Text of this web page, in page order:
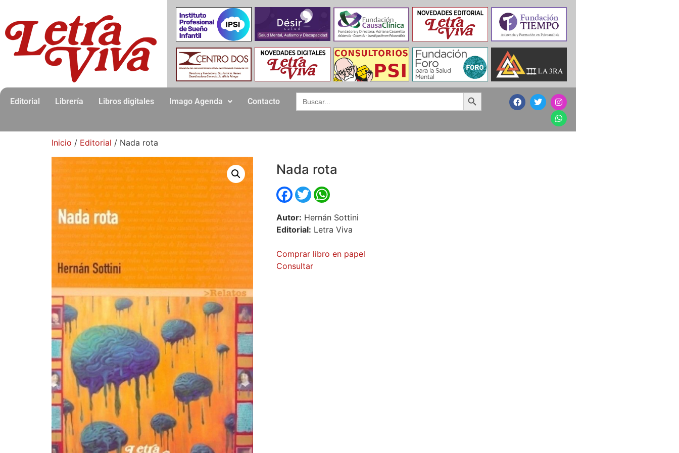
Editorial Librería Libros digitales Imago Agenda Contacto
Search
for:
Search Button
Inicio / Editorial / Nada rota
Nada rota
Facebook
TwitterWhatsApp
Autor: Hernán Sottini
Editorial: Letra Viva
Comprar libro en papel
Consultar